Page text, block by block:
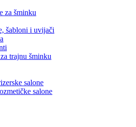
za šminku
šabloni i uvijači
trajnu šminku
salone
salone